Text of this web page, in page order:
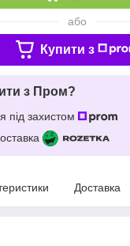
або
Купити з
з Пром?
під захистом
Доставка